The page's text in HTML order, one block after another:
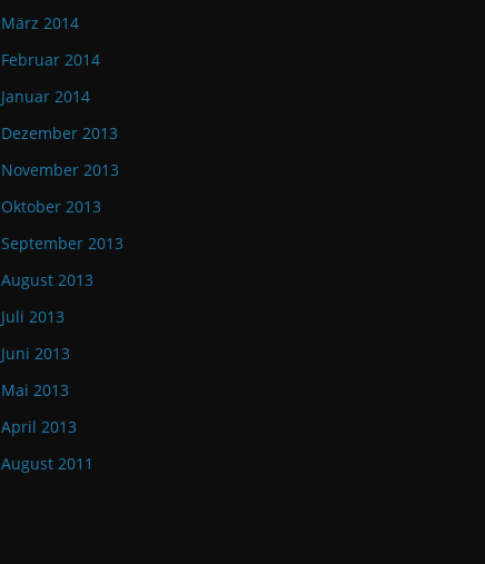
März 2014
Februar 2014
Januar 2014
Dezember 2013
November 2013
Oktober 2013
September 2013
August 2013
Juli 2013
Juni 2013
Mai 2013
April 2013
August 2011